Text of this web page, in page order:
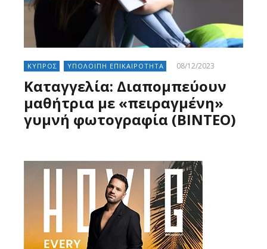
ΚΥΠΡΟΣ ΥΠΟΛΟΙΠΗ ΕΠΙΚΑΙΡΟΤΗΤΑ 08/12/2023
Καταγγελία: Διαπομπεύουν
μαθήτρια με «πειραγμένη»
γυμνή φωτογραφία (ΒΙΝΤΕΟ)